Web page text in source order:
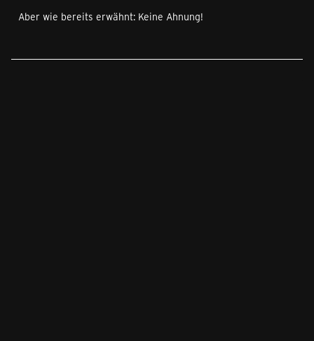
Aber wie bereits erwähnt: Keine Ahnung!